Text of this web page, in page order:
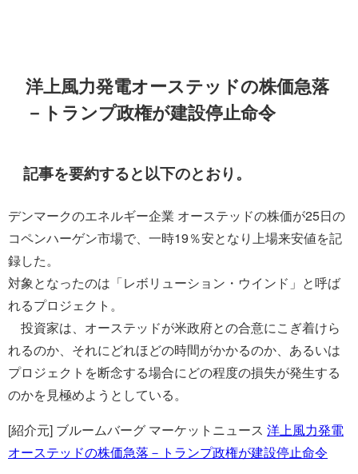
洋上風力発電オーステッドの株価急落
－トランプ政権が建設停止命令
記事を要約すると以下のとおり。
デンマークのエネルギー企業 オーステッドの株価が25日の
コペンハーゲン市場で、一時19％安となり上場来安値を記
録した。
対象となったのは「レボリューション・ウインド」と呼ば
れるプロジェクト。
投資家は、オーステッドが米政府との合意にこぎ着けら
れるのか、それにどれほどの時間がかかるのか、あるいは
プロジェクトを断念する場合にどの程度の損失が発生する
のかを見極めようとしている。
[紹介元] ブルームバーグ マーケットニュース 洋上風力発電
オーステッドの株価急落－トランプ政権が建設停止命令